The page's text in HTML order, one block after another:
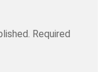
Required